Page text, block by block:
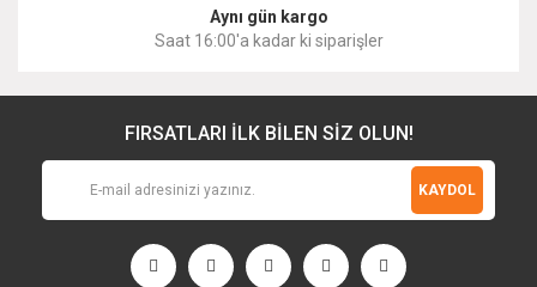
Aynı gün kargo
Saat 16:00'a kadar ki siparişler
FIRSATLARI İLK BİLEN SİZ OLUN!
KAYDOL